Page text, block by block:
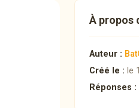
À propos
Auteur :
Créé le : le
Réponses :